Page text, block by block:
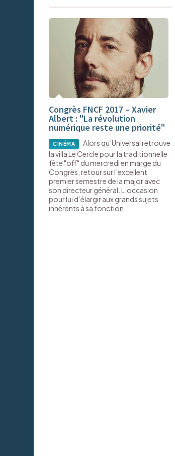
Congrès FNCF 2017 – Xavier
Albert : "La révolution
numérique reste une priorité"
CINÉMA
Alors qu’Universal retrouve
la villa Le Cercle pour la traditionnelle
fête "off" du mercredi en marge du
Congrès, retour sur l’excellent
premier semestre de la major avec
son directeur général. L’occasion
pour lui d’élargir aux grands sujets
inhérents à sa fonction.